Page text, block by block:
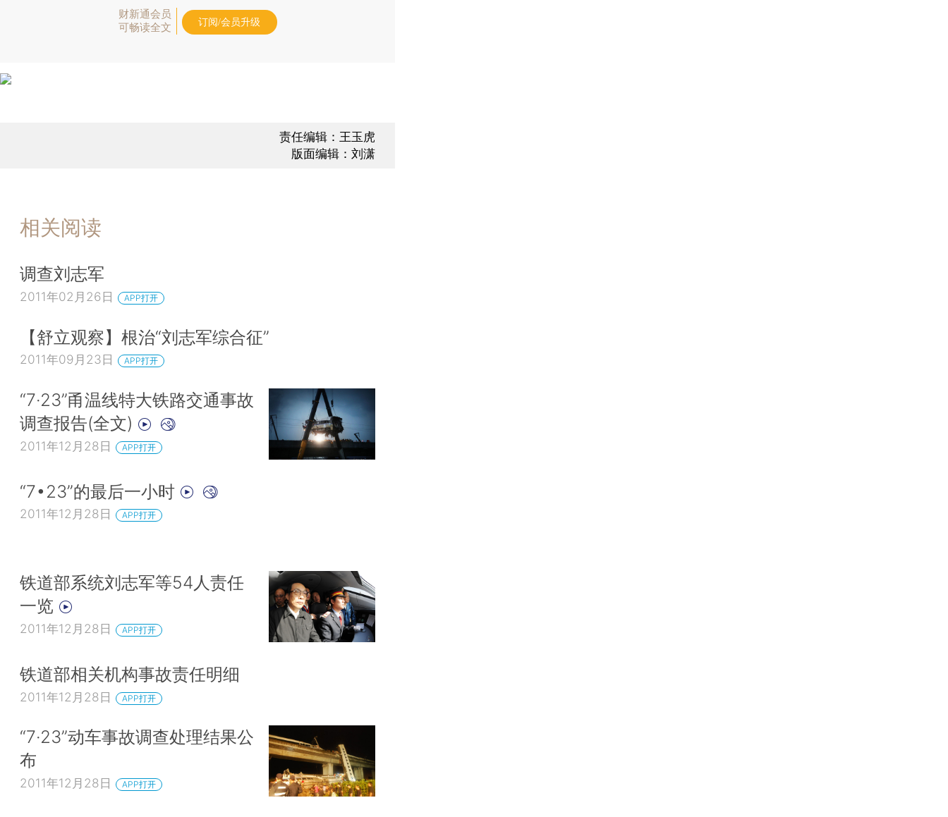
财新通会员
可畅读全文
订阅/会员升级
责任编辑：王玉虎
版面编辑：刘潇
相关阅读
调查刘志军
2011年02月26日 APP打开
【舒立观察】根治“刘志军综合征”
2011年09月23日 APP打开
“7·23”甬温线特大铁路交通事故
调查报告(全文)
2011年12月28日 APP打开
“7•23”的最后一小时
2011年12月28日 APP打开
铁道部系统刘志军等54人责任
一览
2011年12月28日 APP打开
铁道部相关机构事故责任明细
2011年12月28日 APP打开
“7·23”动车事故调查处理结果公
布
2011年12月28日 APP打开